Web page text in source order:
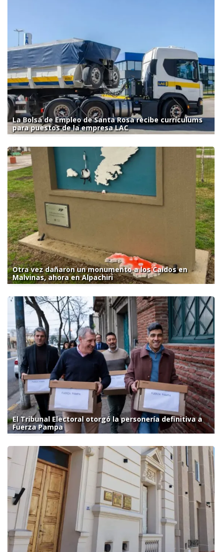
La Bolsa de Empleo de Santa Rosa recibe currículums
para puestos de la empresa LAC
Otra vez dañaron un monumento a los Caídos en
Malvinas, ahora en Alpachiri
El Tribunal Electoral otorgó la personería definitiva a
Fuerza Pampa